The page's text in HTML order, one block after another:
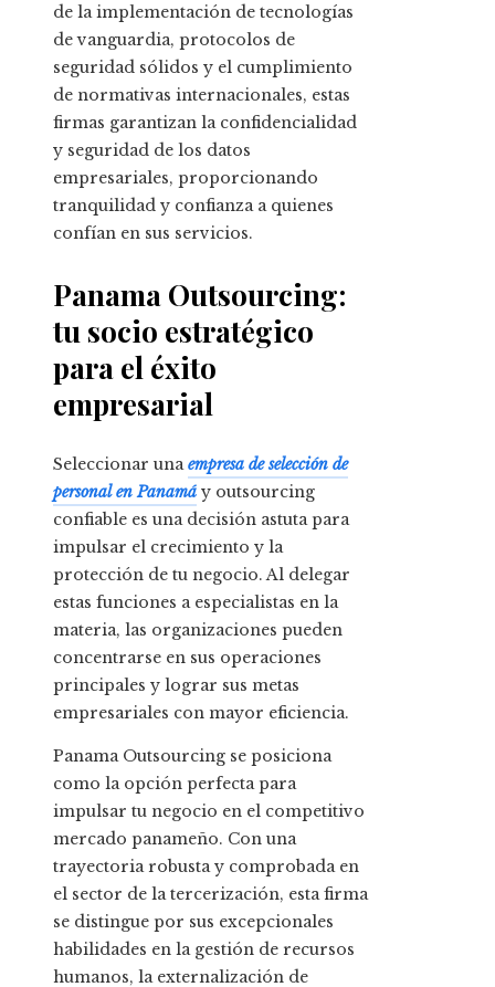
de la implementación de tecnologías
de vanguardia, protocolos de
seguridad sólidos y el cumplimiento
de normativas internacionales, estas
firmas garantizan la confidencialidad
y seguridad de los datos
empresariales, proporcionando
tranquilidad y confianza a quienes
confían en sus servicios.
Panama Outsourcing:
tu socio estratégico
para el éxito
empresarial
Seleccionar unaempresa de selección de
personal en Panamá y outsourcing
confiable es una decisión astuta para
impulsar el crecimiento y la
protección de tu negocio. Al delegar
estas funciones a especialistas en la
materia, las organizaciones pueden
concentrarse en sus operaciones
principales y lograr sus metas
empresariales con mayor eficiencia.
Panama Outsourcing se posiciona
como la opción perfecta para
impulsar tu negocio en el competitivo
mercado panameño. Con una
trayectoria robusta y comprobada en
el sector de la tercerización, esta firma
se distingue por sus excepcionales
habilidades en la gestión de recursos
humanos, la externalización de